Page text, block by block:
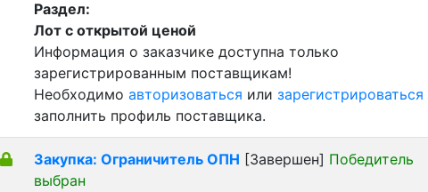
Раздел:
Лот с открытой ценой
Информация о заказчике доступна только
зарегистрированным поставщикам!
Необходимо авторизоваться или зарегистрироваться
заполнить профиль поставщика.
Закупка: Ограничитель ОПН [Завершен] Победитель
выбран